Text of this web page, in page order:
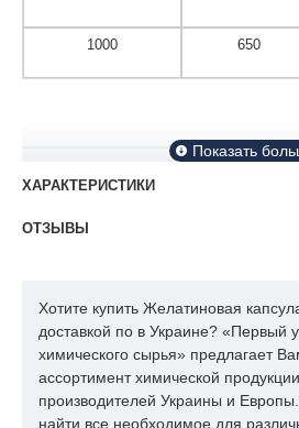
1000 650
Уважаемые
У нас Вы сможете купить
желатиновые капсулы № 0
желатиновые капсулы № 1
целлюлозные капсулы
товара привязана к валютным
желатиновых капсул может
ХАРАКТЕРИСТИКИ
ОТЗЫВЫ
Хотите купить Желатиновая
доставкой по в Украине? «Первый
химического сырья» предлагает
ассортимент химической
производителей Украины и
найти все необходимое для